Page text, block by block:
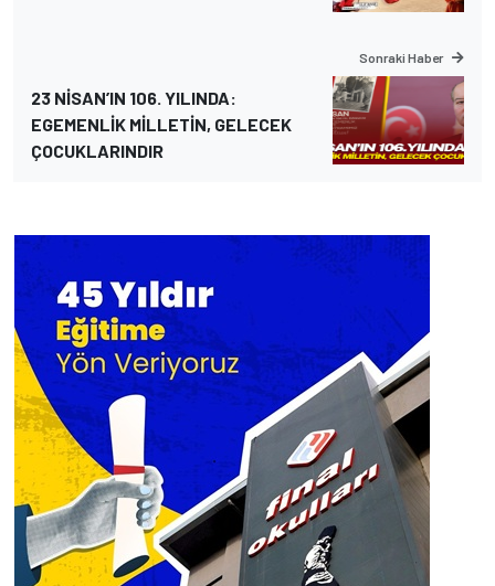
Sonraki Haber
23 NİSAN’IN 106. YILINDA:
EGEMENLİK MİLLETİN, GELECEK
ÇOCUKLARINDIR